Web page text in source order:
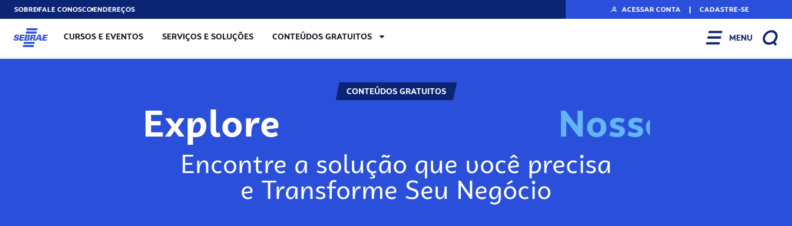
SOBREFALE CONOSCOENDEREÇOS ACESSAR CONTA | CADASTRE-SE
CURSOS E EVENTOS SERVIÇOS E SOLUÇÕES CONTEÚDOS GRATUITOS MENU
CONTEÚDOS GRATUITOS
Explore Nosso
Encontre a solução que você precisa
e Transforme Seu Negócio